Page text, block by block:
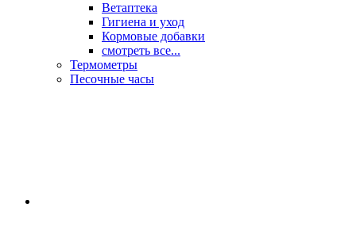
Ветаптека
Гигиена и уход
Кормовые добавки
смотреть все...
Термометры
Песочные часы